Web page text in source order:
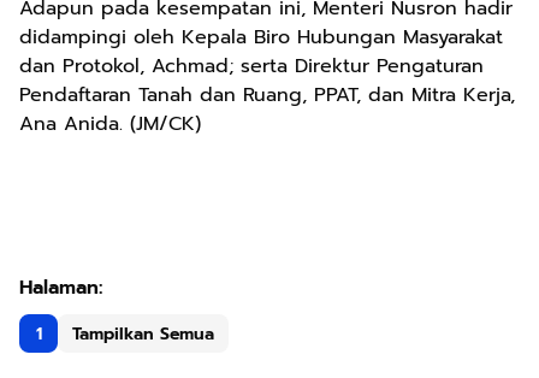
Adapun pada kesempatan ini, Menteri Nusron hadir
didampingi oleh Kepala Biro Hubungan Masyarakat
dan Protokol, Achmad; serta Direktur Pengaturan
Pendaftaran Tanah dan Ruang, PPAT, dan Mitra Kerja,
Ana Anida. (JM/CK)
1 Tampilkan Semua